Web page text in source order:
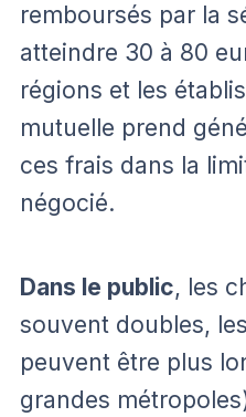
remboursés par la
atteindre 30 à 80
régions et les
mutuelle prend
ces frais dans la
négocié.
Dans le public, les
souvent doubles,
peuvent être plus
grandes